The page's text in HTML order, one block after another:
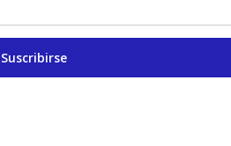
Suscribirse